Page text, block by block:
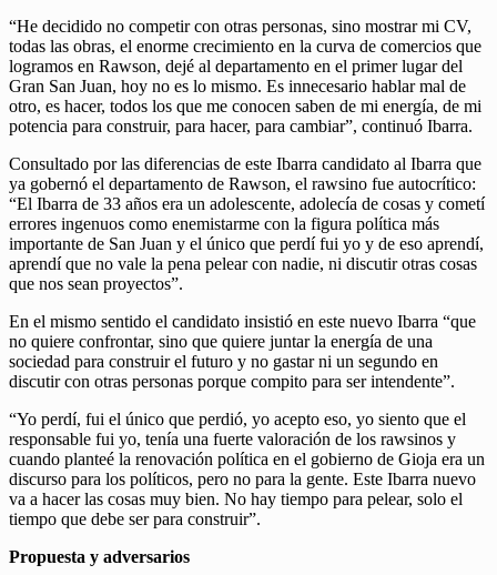
“He decidido no competir con otras personas, sino mostrar mi CV,
todas las obras, el enorme crecimiento en la curva de comercios que
logramos en Rawson, dejé al departamento en el primer lugar del
Gran San Juan, hoy no es lo mismo. Es innecesario hablar mal de
otro, es hacer, todos los que me conocen saben de mi energía, de mi
potencia para construir, para hacer, para cambiar”, continuó Ibarra.
Consultado por las diferencias de este Ibarra candidato al Ibarra que
ya gobernó el departamento de Rawson, el rawsino fue autocrítico:
“El Ibarra de 33 años era un adolescente, adolecía de cosas y cometí
errores ingenuos como enemistarme con la figura política más
importante de San Juan y el único que perdí fui yo y de eso aprendí,
aprendí que no vale la pena pelear con nadie, ni discutir otras cosas
que nos sean proyectos”.
En el mismo sentido el candidato insistió en este nuevo Ibarra “que
no quiere confrontar, sino que quiere juntar la energía de una
sociedad para construir el futuro y no gastar ni un segundo en
discutir con otras personas porque compito para ser intendente”.
“Yo perdí, fui el único que perdió, yo acepto eso, yo siento que el
responsable fui yo, tenía una fuerte valoración de los rawsinos y
cuando planteé la renovación política en el gobierno de Gioja era un
discurso para los políticos, pero no para la gente. Este Ibarra nuevo
va a hacer las cosas muy bien. No hay tiempo para pelear, solo el
tiempo que debe ser para construir”.
Propuesta y adversarios